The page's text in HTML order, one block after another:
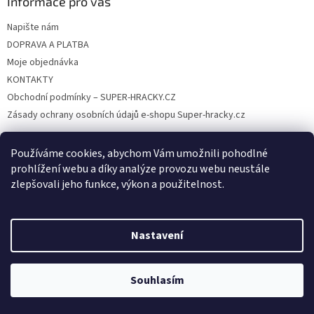
Používáme cookies, abychom Vám umožnili pohodlné
prohlížení webu a díky analýze provozu webu neustále
zlepšovali jeho funkce, výkon a použitelnost.
Nastavení
Souhlasím
Napište nám
DOPRAVA A PLATBA
Moje objednávka
KONTAKTY
Obchodní podmínky – SUPER-HRACKY.CZ
Zásady ochrany osobních údajů e-shopu Super-hracky.cz
Instagram
Vytvořil Shoptet
SUPER-HRACKY.CZ. Všechna práva vyhrazena.